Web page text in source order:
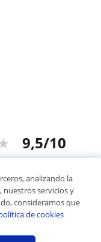
9,5/10
analizando la
nuestros servicios y
consideramos que
de cookies